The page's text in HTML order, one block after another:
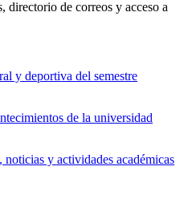
directorio de correos y acceso a
y deportiva del semestre
de la universidad
noticias y actividades académicas